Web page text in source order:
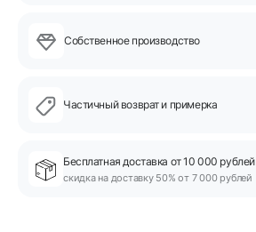
Собственное производство
Частичный возврат и примерка
Бесплатная доставка от 10 000 рублей
скидка на доставку 50% от 7 000 рублей